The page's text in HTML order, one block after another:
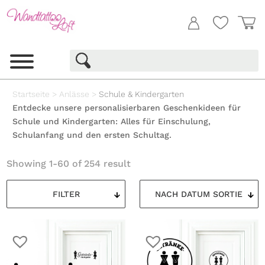
Startseite > Anlässe > Schule & Kindergarten
Entdecke unsere personalisierbaren Geschenkideen für
Schule und Kindergarten: Alles für Einschulung,
Schulanfang und den ersten Schultag.
FILTER
Showing 1-60 of 254 result